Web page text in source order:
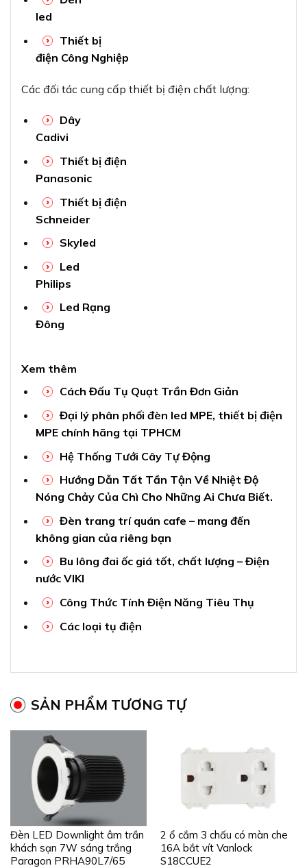
led
Thiết bị
điện Công Nghiệp
Các đối tác cung cấp thiết bị điện chất lượng:
Dây
Cadivi
Thiết bị điện
Panasonic
Thiết bị điện
Schneider
Skyled
Led
Philips
Led Rạng
Đông
Xem thêm
Cách Đấu Tụ Quạt Trần Đơn Giản
Đại lý phân phối đèn led MPE, thiết bị điện
MPE chính hãng tại TPHCM
Hệ Thống Tưới Cây Tự Động
Hướng Dẫn Tất Tần Tận Về Nhiệt Độ
Nóng Chảy Của Chì Cho Những Ai Chưa Biết.
Đèn trang trí quán cafe – mang đến
không gian của riêng bạn
Bu lông đai ốc giá tốt, chất lượng – Điện
nước VIKI
Công Thức Tính Điện Năng Tiêu Thụ
Các loại tụ điện
SẢN PHẨM TƯƠNG TỰ
Đèn LED Downlight âm trần
khách sạn 7W sáng trắng
Paragon PRHA90L7/65
2 ổ cắm 3 chấu có màn che
16A bắt vít Vanlock
S18CCUE2